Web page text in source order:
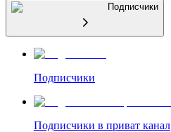
Подписчики
Подписчики
Подписчики в приват канал